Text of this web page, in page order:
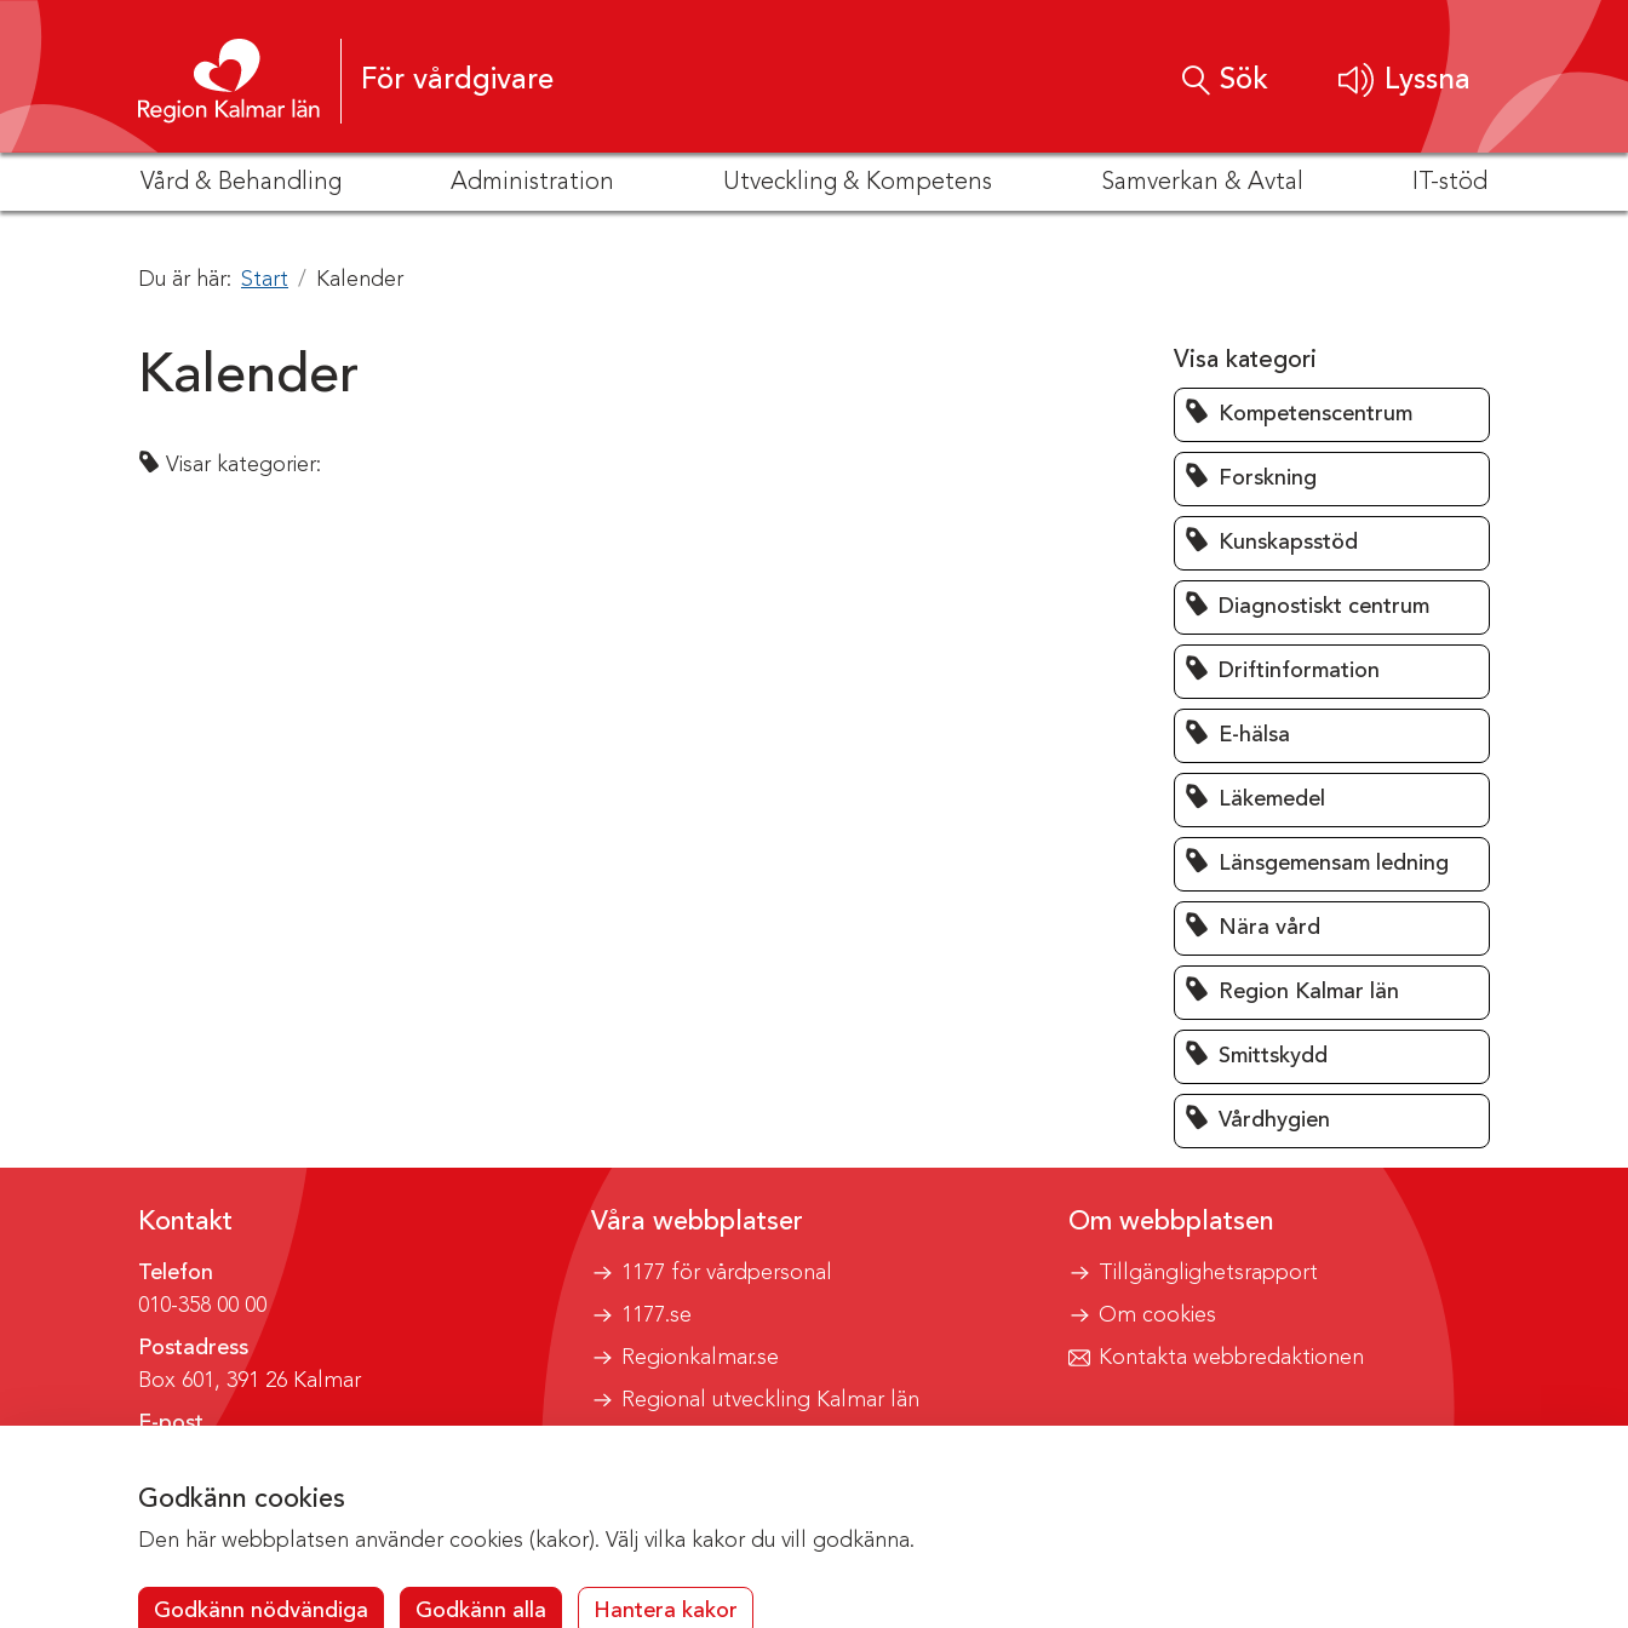
Godkänn cookies
Den här webbplatsen använder cookies (kakor). Välj vilka kakor du vill godkänna.
Godkänn nödvändiga Godkänn alla Hantera kakor
Hoppa till innehåll
För vårdgivare Sök Lyssna
Vård & Behandling Administration Utveckling & Kompetens Samverkan & Avtal IT-stöd
Du är här: Start Kalender
Kalender
Visar kategorier:
Visa kategori
Kompetenscentrum
Forskning
Kunskapsstöd
Diagnostiskt centrum
Driftinformation
E-hälsa
Läkemedel
Länsgemensam ledning
Nära vård
Region Kalmar län
Smittskydd
Vårdhygien
Kontakt
Telefon
010-358 00 00
Postadress
Box 601, 391 26 Kalmar
E-post
Våra webbplatser
1177 för vårdpersonal
1177.se
Regionkalmar.se
Regional utveckling Kalmar län
Om webbplatsen
Tillgänglighetsrapport
Om cookies
Kontakta webbredaktionen